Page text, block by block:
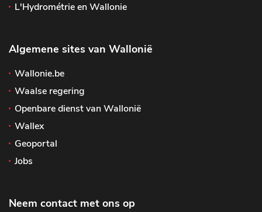
L'Hydrométrie en Wallonie
Algemene sites van Wallonië
Wallonie.be
Waalse regering
Openbare dienst van Wallonië
Wallex
Geoportal
Jobs
Neem contact met ons op